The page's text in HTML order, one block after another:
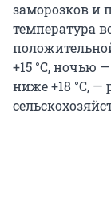
заморозков и
температура
+15 °C, ночью
ниже+18 °C, —